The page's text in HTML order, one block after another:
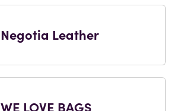
Negotia Leather
WE LOVE BAGS